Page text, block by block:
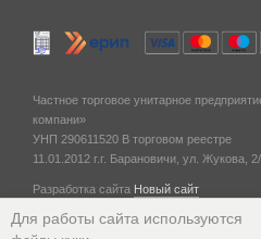
Частное торговое унитарное
компани»
УНП 290611520 В торговом реестре
11.01.2012 г. г. Барановичи, ул. Жукова, 2/
Разработка сайта Новый сайт
Для работы сайта используются